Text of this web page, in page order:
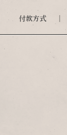
付款方式